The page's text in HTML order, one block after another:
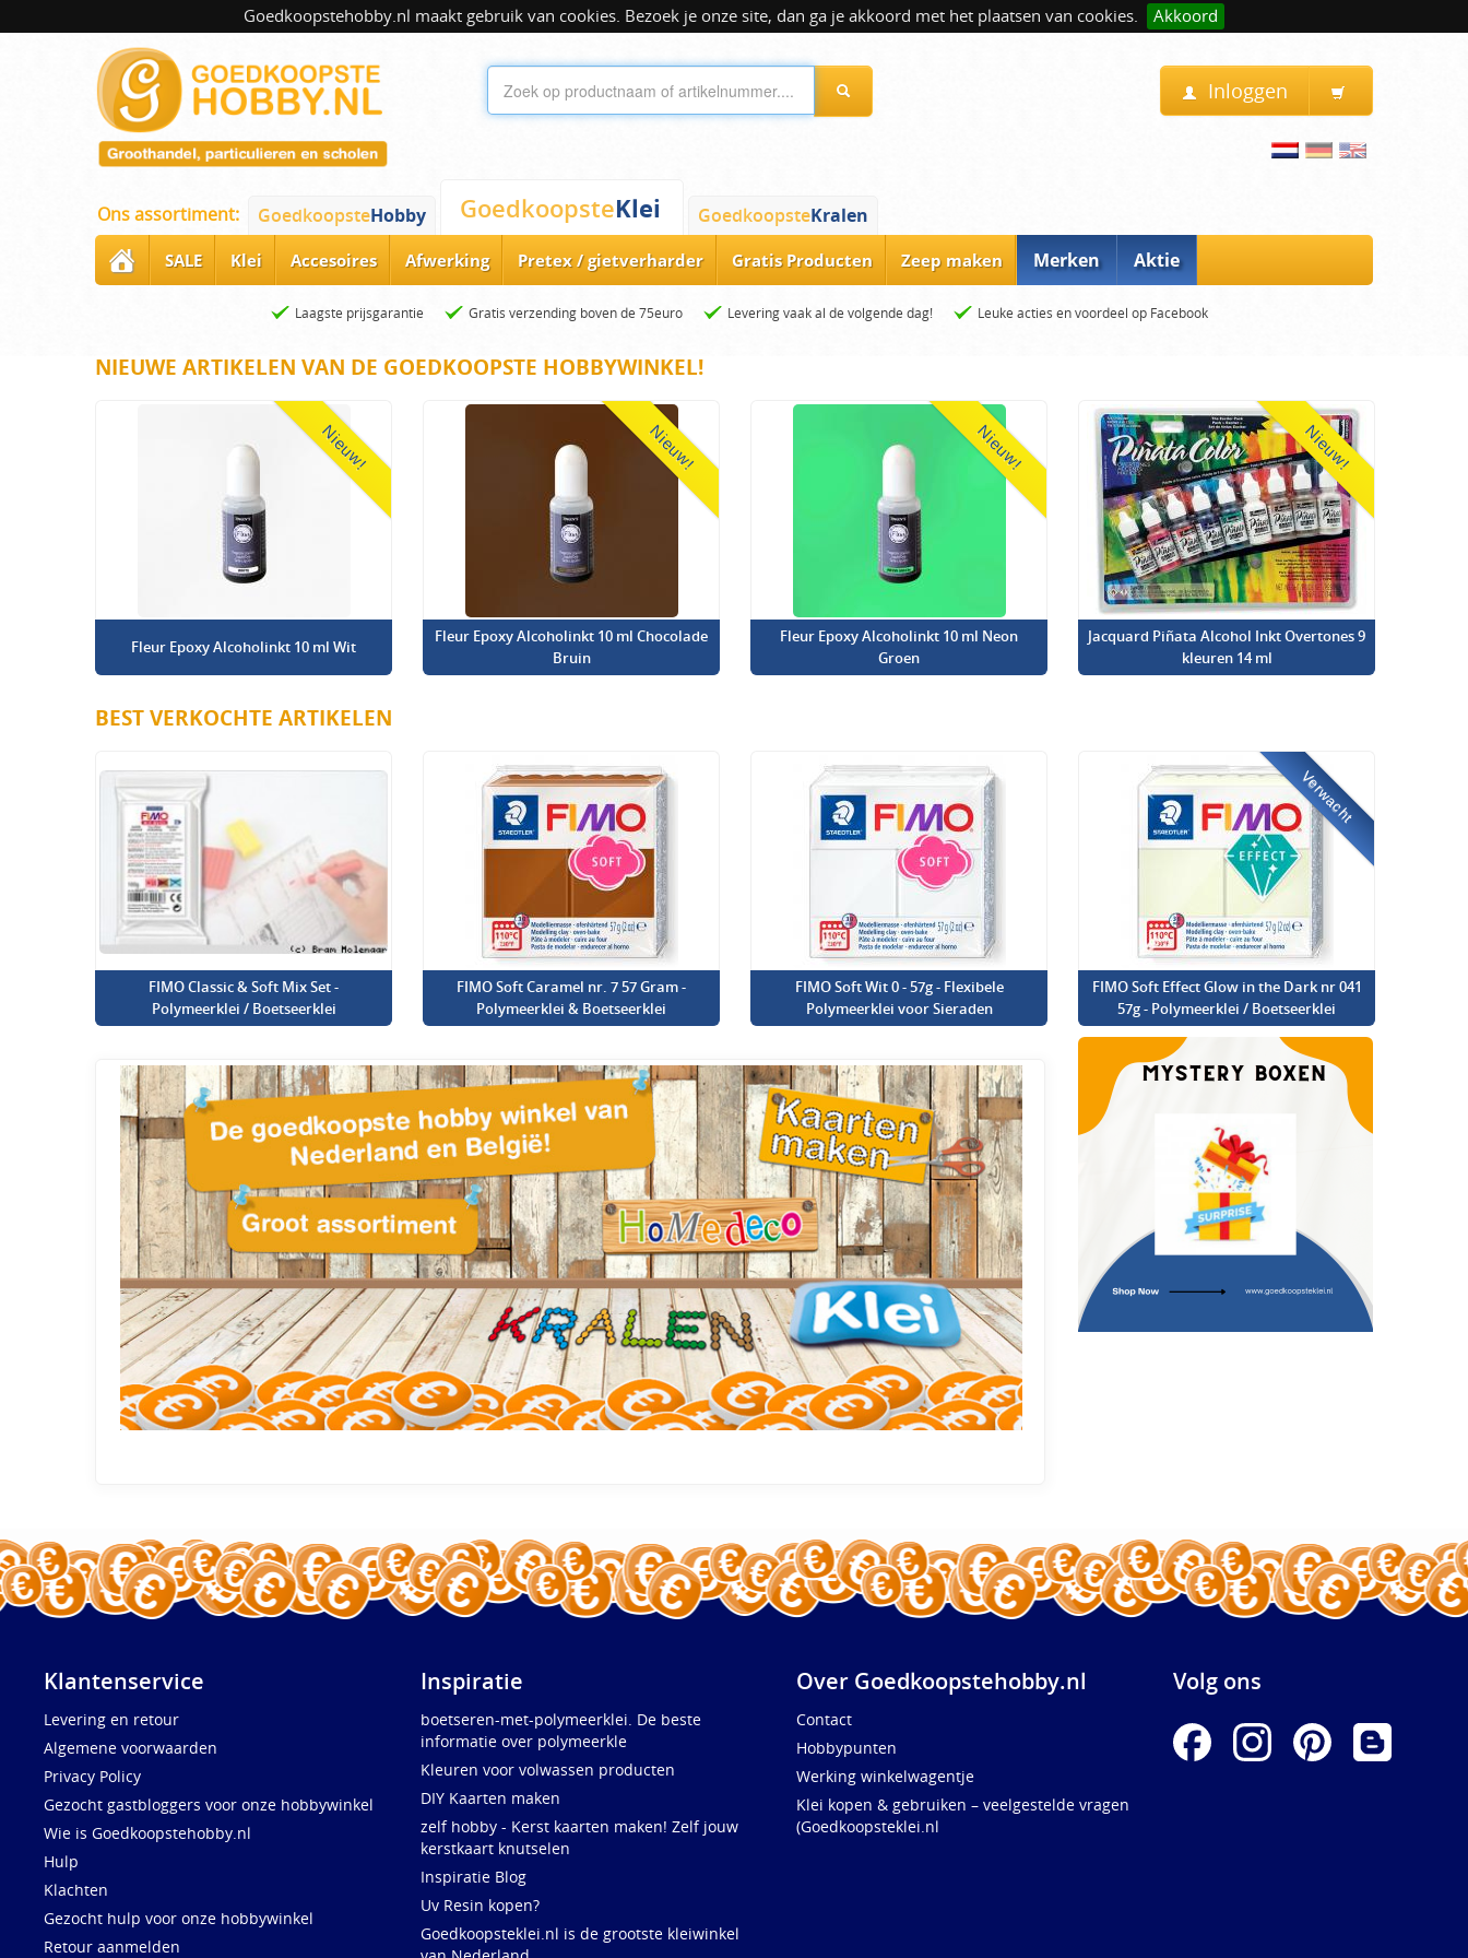
Goedkoopstehobby.nl maakt gebruik van cookies. Bezoek je onze site, dan ga je akkoord met het plaatsen van cookies. Akkoord
Inloggen
Ons assortiment: GoedkoopsteHobby GoedkoopsteKlei GoedkoopsteKralen
SALE Klei Accesoires Afwerking Pretex / gietverharder Gratis Producten Zeep maken Merken Aktie
Laagste prijsgarantie Gratis verzending boven de 75euro Levering vaak al de volgende dag! Leuke acties en voordeel op Facebook
NIEUWE ARTIKELEN VAN DE GOEDKOOPSTE HOBBYWINKEL!
Nieuw!
Fleur Epoxy Alcoholinkt 10 ml Wit
Nieuw!
Fleur Epoxy Alcoholinkt 10 ml Chocolade
Bruin
Nieuw!
Fleur Epoxy Alcoholinkt 10 ml Neon
Groen
Nieuw!
Jacquard Piñata Alcohol Inkt Overtones 9
kleuren 14 ml
BEST VERKOCHTE ARTIKELEN
FIMO Classic & Soft Mix Set -
Polymeerklei / Boetseerklei
FIMO Soft Caramel nr. 7 57 Gram -
Polymeerklei & Boetseerklei
FIMO Soft Wit 0 - 57g - Flexibele
Polymeerklei voor Sieraden
Verwacht
FIMO Soft Effect Glow in the Dark nr 041
57g - Polymeerklei / Boetseerklei
Klantenservice
Levering en retour
Algemene voorwaarden
Privacy Policy
Gezocht gastbloggers voor onze hobbywinkel
Wie is Goedkoopstehobby.nl
Hulp
Klachten
Gezocht hulp voor onze hobbywinkel
Retour aanmelden
Inspiratie
boetseren-met-polymeerklei. De beste
informatie over polymeerkle
Kleuren voor volwassen producten
DIY Kaarten maken
zelf hobby - Kerst kaarten maken! Zelf jouw
kerstkaart knutselen
Inspiratie Blog
Uv Resin kopen?
Goedkoopsteklei.nl is de grootste kleiwinkel
Over Goedkoopstehobby.nl
Contact
Hobbypunten
Werking winkelwagentje
Klei kopen & gebruiken – veelgestelde vragen
(Goedkoopsteklei.nl
Volg ons